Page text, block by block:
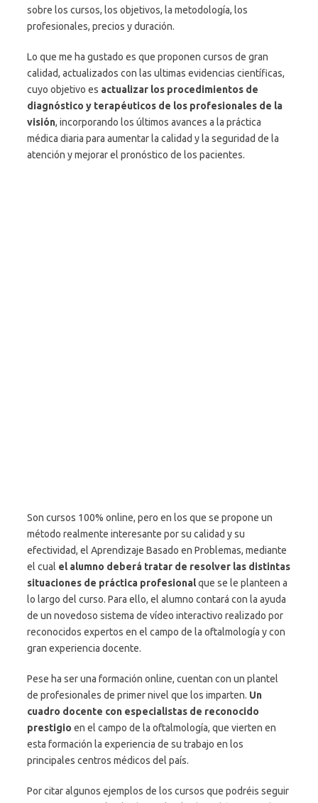
sobre los cursos, los objetivos, la metodología, los
profesionales, precios y duración.
Lo que me ha gustado es que proponen cursos de gran
calidad, actualizados con las ultimas evidencias científicas,
cuyo objetivo es actualizar los procedimientos de
diagnóstico y terapéuticos de los profesionales de la
visión, incorporando los últimos avances a la práctica
médica diaria para aumentar la calidad y la seguridad de la
atención y mejorar el pronóstico de los pacientes.
Son cursos 100% online, pero en los que se propone un
método realmente interesante por su calidad y su
efectividad, el Aprendizaje Basado en Problemas, mediante
el cual el alumno deberá tratar de resolver las distintas
situaciones de práctica profesionalque se le planteen a
lo largo del curso. Para ello, el alumno contará con la ayuda
de un novedoso sistema de vídeo interactivo realizado por
reconocidos expertos en el campo de la oftalmología y con
gran experiencia docente.
Pese ha ser una formación online, cuentan con un plantel
de profesionales de primer nivel que los imparten. Un
cuadro docente con especialistas de reconocido
prestigio en el campo de la oftalmología, que vierten en
esta formación la experiencia de su trabajo en los
principales centros médicos del país.
Por citar algunos ejemplos de los cursos que podréis seguir